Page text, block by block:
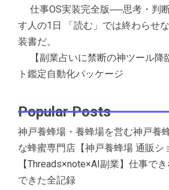
仕事OS実装完全版──思考・判
す人の1日 「読む」では終わらせ
装書だ。
【副業占いに禁断の神ツール
ト鑑定自動化パッケージ
Popular Posts
神戸養蜂場・養蜂場を営む神戸養
な蜂蜜専門店【神戸養蜂場 通販シ
【Threads×note×AI副業】仕事で
できた全記録